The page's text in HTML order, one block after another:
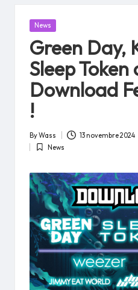
Posted
News
Green Day,
Sleep Token
Download
!
Posted
by
ByWass 13 novembre 2024
Posted
News